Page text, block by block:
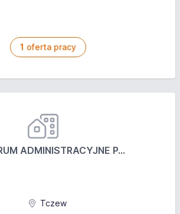
1 oferta pracy
ADMINISTRACYJNE P...
Tczew